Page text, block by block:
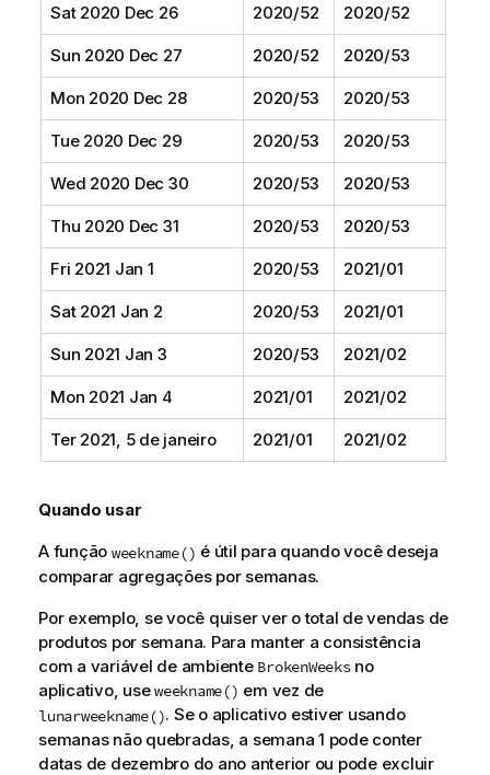
Sat 2020 Dec 26 2020/52 2020/52
Sun 2020 Dec 27 2020/52 2020/53
Mon 2020 Dec 28 2020/53 2020/53
Tue 2020 Dec 29 2020/53 2020/53
Wed 2020 Dec 30 2020/53 2020/53
Thu 2020 Dec 31 2020/53 2020/53
Fri 2021 Jan 1 2020/53 2021/01
Sat 2021 Jan 2 2020/53 2021/01
Sun 2021 Jan 3 2020/53 2021/02
Mon 2021 Jan 4 2021/01 2021/02
Ter 2021, 5 de janeiro 2021/01 2021/02
Quando usar
A função weekname() é útil para quando você deseja
comparar agregações por semanas.
Por exemplo, se você quiser ver o total de vendas de
produtos por semana. Para manter a consistência
com a variável de ambiente BrokenWeeksno
aplicativo, useweekname() em vez de
lunarweekname(). Se o aplicativo estiver usando
semanas não quebradas, a semana 1 pode conter
datas de dezembro do ano anterior ou pode excluir